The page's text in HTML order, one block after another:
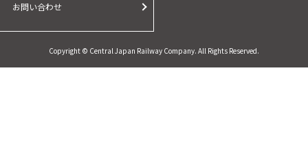
お問い合わせ
Copyright © Central Japan Railway Company. All Rights Reserved.